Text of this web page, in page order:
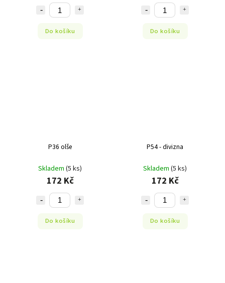
Do košíku Do košíku
P36 olše
Skladem (5 ks)
172 Kč
Do košíku
P54 - divizna
Skladem (5 ks)
172 Kč
Do košíku